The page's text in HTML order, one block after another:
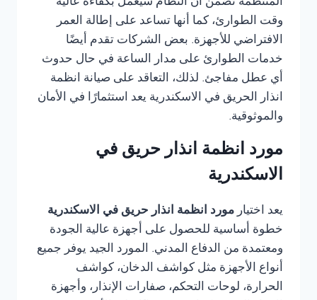
المنتظمة تضمن أن النظام سيعمل بكفاءة عالية
وقت الطوارئ، كما أنها تساعد على إطالة العمر
الافتراضي للأجهزة. بعض الشركات تقدم أيضًا
خدمات الطوارئ على مدار الساعة في حال حدوث
أي عطل مفاجئ. لذلك، التعاقد على صيانة انظمة
انذار الحريق في الاسكندرية يعد استثمارًا في الأمان
والموثوقية.
مورد انظمة انذار حريق في
الاسكندرية
يعد اختيار مورد انظمة انذار حريق في الاسكندرية
خطوة أساسية للحصول على أجهزة عالية الجودة
ومعتمدة من الدفاع المدني. المورد الجيد يوفر جميع
أنواع الأجهزة مثل كواشف الدخان، كواشف
الحرارة، لوحات التحكم، صفارات الإنذار، وأجهزة